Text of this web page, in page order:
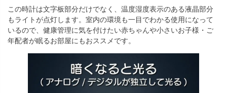
この時計は文字板部分だけでなく、温度湿度表示のある液晶部分
もライトが点灯します。室内の環境も一目でわかる使用になって
いるので、健康管理に気を付けたい赤ちゃんや小さいお子様・ご
年配者が眠るお部屋にもおススメです。